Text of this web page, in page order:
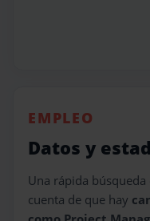
EMPLEO
Datos y
Una rápida
cuenta de que hay